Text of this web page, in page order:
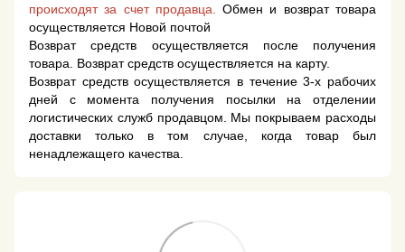
происходят за счет продавца.Обмен и возврат товара
осуществляется Новой почтой
Возврат средств осуществляется после получения
товара. Возврат средств осуществляется на карту.
Возврат средств осуществляется в течение 3-х рабочих
дней с момента получения посылки на отделении
логистических служб продавцом. Мы покрываем расходы
доставки только в том случае, когда товар был
ненадлежащего качества.